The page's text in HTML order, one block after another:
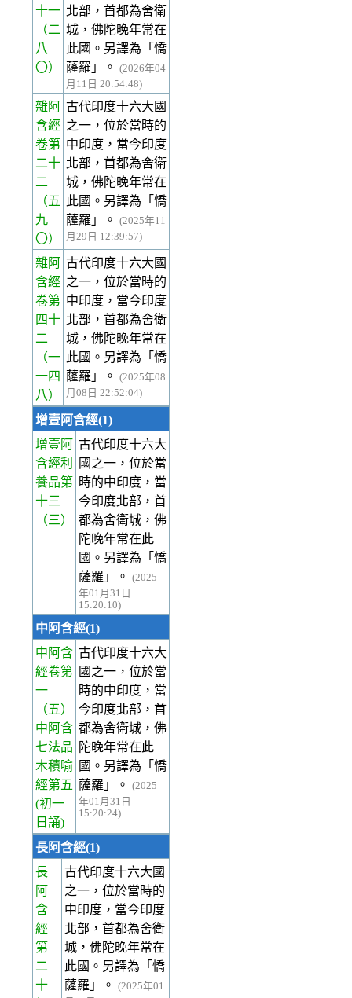
十一
（二
八
〇）
北部，首都為舍衛
城，佛陀晚年常在
此國。另譯為「憍
薩羅」。
(2026年04
月11日 20:54:48)
雜阿
含經
卷第
二十
二
（五
九
〇）
古代印度十六大國
之一，位於當時的
中印度，當今印度
北部，首都為舍衛
城，佛陀晚年常在
此國。另譯為「憍
薩羅」。
(2025年11
月29日 12:39:57)
雜阿
含經
卷第
四十
二
（一
一四
八）
古代印度十六大國
之一，位於當時的
中印度，當今印度
北部，首都為舍衛
城，佛陀晚年常在
此國。另譯為「憍
薩羅」。
(2025年08
月08日 22:52:04)
增壹阿含經(1)
增壹阿
含經利
養品第
十三
（三）
古代印度十六大
國之一，位於當
時的中印度，當
今印度北部，首
都為舍衛城，佛
陀晚年常在此
國。另譯為「憍
薩羅」。
(2025
年01月31日
15:20:10)
中阿含經(1)
中阿含
經卷第
一
（五）
中阿含
七法品
木積喻
經第五
(初一
日誦)
古代印度十六大
國之一，位於當
時的中印度，當
今印度北部，首
都為舍衛城，佛
陀晚年常在此
國。另譯為「憍
薩羅」。
(2025
年01月31日
15:20:24)
長阿含經(1)
長
阿
含
經
第
二
十
古代印度十六大國
之一，位於當時的
中印度，當今印度
北部，首都為舍衛
城，佛陀晚年常在
此國。另譯為「憍
薩羅」。
(2025年01